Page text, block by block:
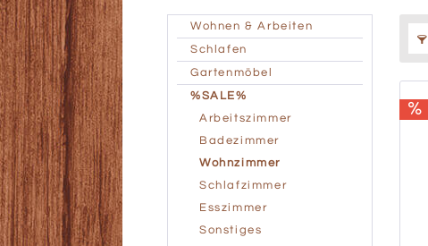
Wohnen & Arbeiten
Schlafen
Gartenmöbel
%SALE%
Arbeitszimmer
Badezimmer
Wohnzimmer
Schlafzimmer
Esszimmer
Sonstiges